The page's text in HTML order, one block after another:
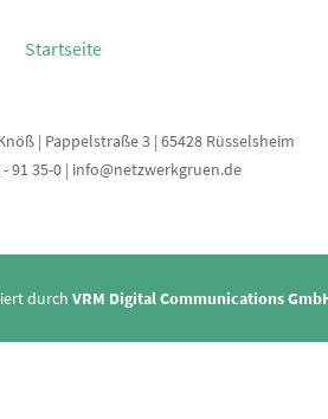
Startseite
| Pappelstraße 3 | 65428 Rüsselsheim
91 35-0| info@netzwerkgruen.de
durch VRM Digital Communications